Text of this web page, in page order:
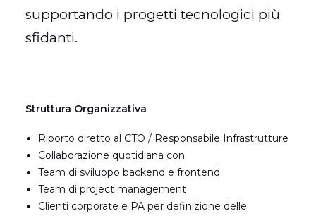
supportando i progetti tecnologici più
sfidanti.
Struttura Organizzativa
Riporto diretto al CTO / Responsabile Infrastrutture
Collaborazione quotidiana con:
Team di sviluppo backend e frontend
Team di project management
Clienti corporate e PA per definizione delle